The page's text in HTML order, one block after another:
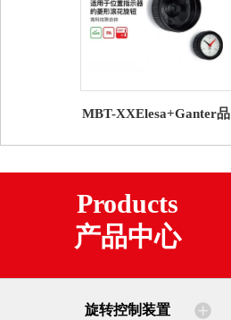
MBT-XXElesa+Ganter品
用于重力式位置显示器
Products
产品中心
旋转控制装置